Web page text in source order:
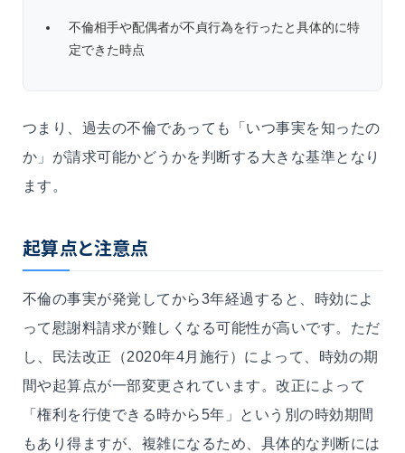
不倫相手や配偶者が不貞行為を行ったと具体的に特
定できた時点
つまり、過去の不倫であっても「いつ事実を知ったの
か」が請求可能かどうかを判断する大きな基準となり
ます。
起算点と注意点
不倫の事実が発覚してから3年経過すると、時効によ
って慰謝料請求が難しくなる可能性が高いです。ただ
し、民法改正（2020年4月施行）によって、時効の期
間や起算点が一部変更されています。改正によって
「権利を行使できる時から5年」という別の時効期間
もあり得ますが、複雑になるため、具体的な判断には